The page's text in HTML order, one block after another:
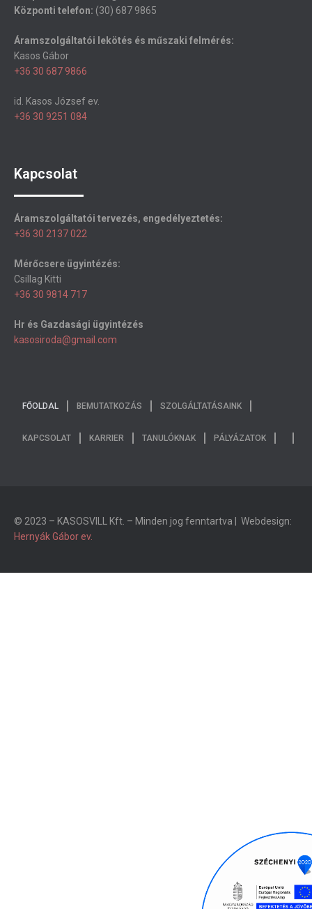
Központi telefon: (30) 687 9865
Áramszolgáltatói lekötés és műszaki felmérés:
Kasos Gábor
+36 30 687 9866
id. Kasos József ev.
+36 30 9251 084
Kapcsolat
Áramszolgáltatói tervezés, engedélyeztetés:
+36 30 2137 022
Mérőcsere ügyintézés:
Csillag Kitti
+36 30 9814 717
Hr és Gazdasági ügyintézés
kasosiroda@gmail.com
FŐOLDAL BEMUTATKOZÁS SZOLGÁLTATÁSAINK
KAPCSOLAT KARRIER TANULÓKNAK PÁLYÁZATOK
© 2023 – KASOSVILL Kft. – Minden jog fenntartva | Webdesign:
Hernyák Gábor ev.